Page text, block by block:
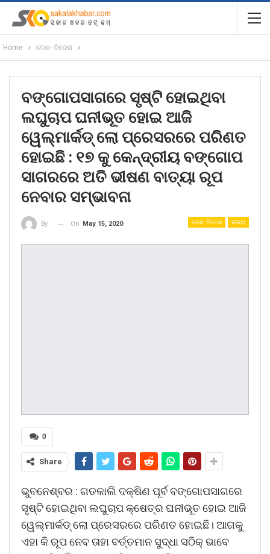
Home ଦେଶ- ବିଦେଶ
ବଙ୍ଗୋପସାଗରେ ସୃଷ୍ଟି ହୋ‌ଇଥିବା
ଲଘୁଚାପ ଘନୀଭୂତ ହୋଇ ଆଜି
ୱେଲ୍‌ମାର୍କଡ୍‌ ଲୋ ପ୍ରେସରରେ ପରିଣତ
ହୋଇଛି : ୧୭ କୁ କେନ୍ଦ୍ରୀୟ ବଙ୍ଗୋପ
ସାଗରରେ ଅତି ଭୀଷଣ ବାତ୍ୟା ରୂପ
ନେବାର ସମ୍ଭାବନା
ଦେଶ- ବିଦେଶ ରାଜ୍ୟ
By On May 15, 2020
0
Share
ଭୁବନେଶ୍ବର : ଗତକାଲି ଦକ୍ଷିଣ ପୂର୍ବ ବଙ୍ଗୋପସାଗରେ
ସୃଷ୍ଟି ହୋ‌ଇଥିବା ଲଘୁଚାପ କ୍ଷେତ୍ର ଘନୀଭୂତ ହୋଇ ଆଜି
ୱେଲ୍‌ମାର୍କଡ୍‌ ଲୋ ପ୍ରେସରରେ ପରିଣତ ହୋଇଛି। ଆଗକୁ
ଏହା କି ରୂପ ନେବ ତାହା ବର୍ତ୍ତମାନ ସୁଦ୍ଧା ସଠିକ୍‌ ଭାବେ